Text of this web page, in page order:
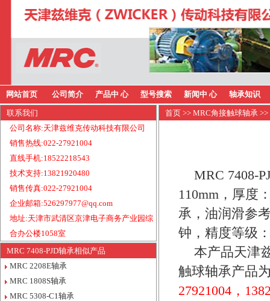
网站首页 公司简介 产品中 心 型号搜索 新闻中 心 轴承知识
联系我们
公司名称:天津兹维克传动科技有限公司
销售热线:022-27921004
直线手机:18522218543
技术支持:13821920480
销售传真:022-27921004
企业邮箱:526297977@qq.com
地址:天津市武清区京津电子商务产业园综
合办公楼1058室
MRC 7408-PJD轴承相似产品
MRC 2208E轴承
MRC 1808S轴承
MRC 5308-C1轴承
首页 >> MRC角接触球轴承
MRC 7408-
110mm，厚度
承，油润滑参
钟，精度等级
本产品天津
触球轴承产品
27921004，